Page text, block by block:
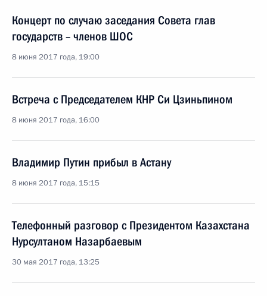
Концерт по случаю заседания Совета глав
государств – членов ШОС
8 июня 2017 года, 19:00
Встреча с Председателем КНР Си Цзиньпином
8 июня 2017 года, 16:00
Владимир Путин прибыл в Астану
8 июня 2017 года, 15:15
Телефонный разговор с Президентом Казахстана
Нурсултаном Назарбаевым
30 мая 2017 года, 13:25